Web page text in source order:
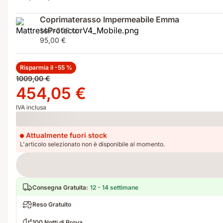
Coprimaterasso Impermeabile Emma
140x200 cm
95,00 €
Risparmia il -55 %
Prezzo
originale
1009,00 €
1009,00 €
Prezzo
454,05 €
454,05 €
IVA inclusa
Loading
Attualmente fuori stock
L'articolo selezionato non è disponibile al momento.
Consegna Gratuita: 12 - 14 settimane
Reso Gratuito